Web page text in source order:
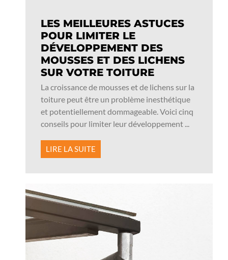
LES MEILLEURES ASTUCES
POUR LIMITER LE
DÉVELOPPEMENT DES
MOUSSES ET DES LICHENS
SUR VOTRE TOITURE
La croissance de mousses et de lichens sur la
toiture peut être un problème inesthétique
et potentiellement dommageable. Voici cinq
conseils pour limiter leur développement ...
LIRE LA SUITE